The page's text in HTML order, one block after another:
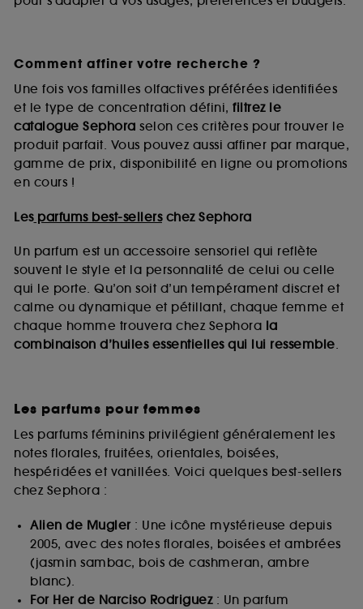
Comment affiner votre recherche ?
Une fois vos familles olfactives préférées identifiées
et le type de concentration défini, filtrez le
catalogue Sephora selon ces critères pour trouver le
produit parfait. Vous pouvez aussi affiner par marque,
gamme de prix, disponibilité en ligne ou promotions
en cours !
Lesparfums best-sellerschez Sephora
Un parfum est un accessoire sensoriel qui reflète
souvent le style et la personnalité de celui ou celle
qui le porte. Qu’on soit d’un tempérament discret et
calme ou dynamique et pétillant, chaque femme et
chaque homme trouvera chez Sephora la
combinaison d’huiles essentielles qui lui ressemble.
Les parfums pour femmes
Les parfums féminins privilégient généralement les
notes florales, fruitées, orientales, boisées,
hespéridées et vanillées. Voici quelques best-sellers
chez Sephora :
Alien de Mugler: Une icône mystérieuse depuis
2005, avec des notes florales, boisées et ambrées
(jasmin sambac, bois de cashmeran, ambre
blanc).
For Her de Narciso Rodriguez: Un parfum